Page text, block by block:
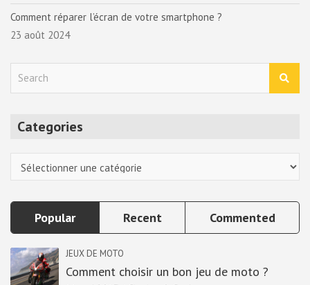
Comment réparer l’écran de votre smartphone ?
23 août 2024
Categories
Popular Recent Commented
JEUX DE MOTO
Comment choisir un bon jeu de moto ?